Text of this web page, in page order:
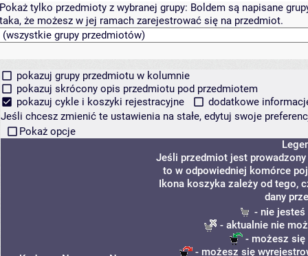
Pokaż tylko przedmioty z wybranej grupy: Boldem są napisane
taka, że możesz w jej ramach zarejestrować się na przedmiot.
pokazuj grupy przedmiotu w kolumnie
pokazuj skrócony opis przedmiotu pod przedmiotem
pokazuj cykle i koszyki rejestracyjne
dodatkowe
Jeśli chcesz zmienić te ustawienia na stałe, edytuj swoje
Pokaż opcje
Jeśli przedmiot jest
to w odpowiedniej komórce
Ikona koszyka zależy od tego,
dany
- nie
- aktualnie nie
- możesz się
- możesz się